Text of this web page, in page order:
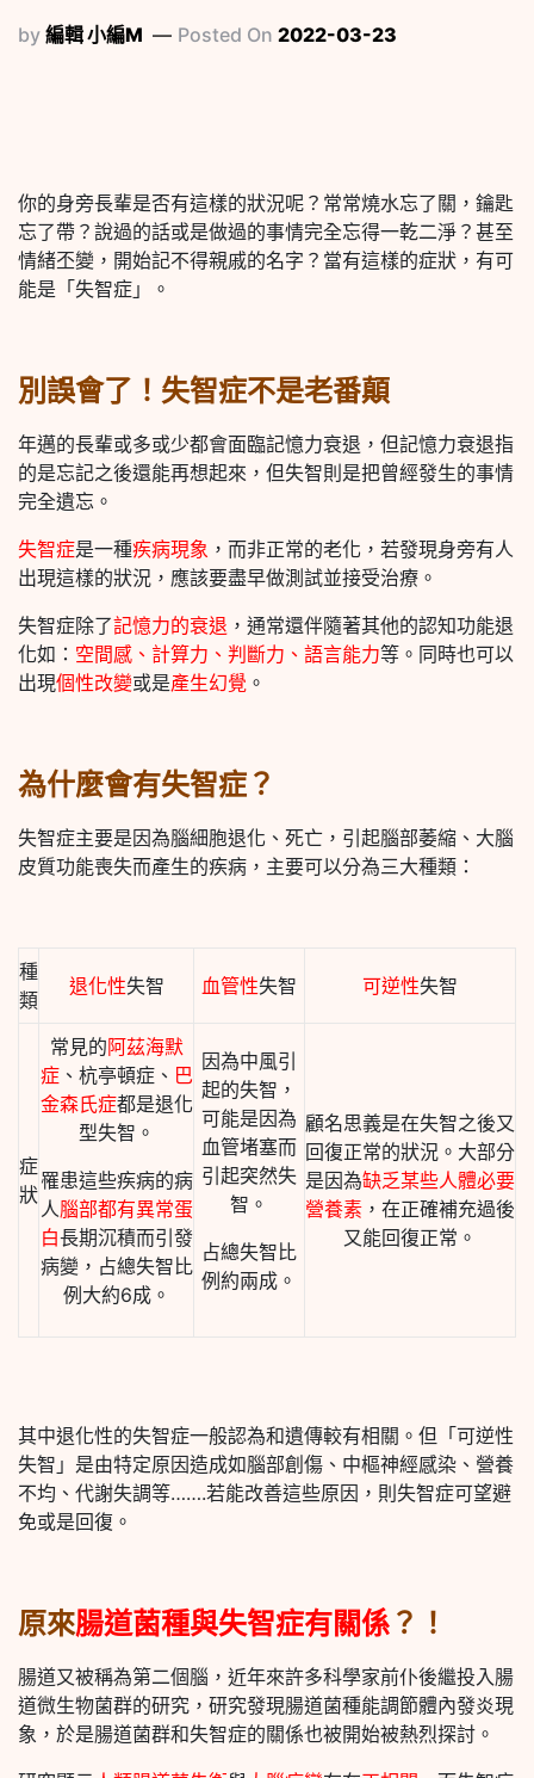
by 編輯 小編M Posted On 2022-03-23
你的身旁長輩是否有這樣的狀況呢？常常燒水忘了關，鑰匙
忘了帶？說過的話或是做過的事情完全忘得一乾二淨？甚至
情緒丕變，開始記不得親戚的名字？當有這樣的症狀，有可
能是「失智症」。
別誤會了！失智症不是老番顛
年邁的長輩或多或少都會面臨記憶力衰退，但記憶力衰退指
的是忘記之後還能再想起來，但失智則是把曾經發生的事情
完全遺忘。
失智症是一種疾病現象 ，而非正常的老化，若發現身旁有人
出現這樣的狀況，應該要盡早做測試並接受治療。
失智症除了記憶力的衰退 ，通常還伴隨著其他的認知功能退
化如： 空間感、計算力、判斷力、語言能力等。同時也可以
出現個性改變或是產生幻覺 。
為什麼會有失智症？
失智症主要是因為腦細胞退化、死亡，引起腦部萎縮、大腦
皮質功能喪失而產生的疾病，主要可以分為三大種類：
種
類
退化性失智 血管性失智 可逆性失智
症
狀
常見的阿茲海默
症、杭亭頓症、 巴
金森氏症都是退化
型失智。
罹患這些疾病的病
人腦部都有異常蛋
白長期沉積而引發
病變，占總失智比
例大約6成。
因為中風引
起的失智，
可能是因為
血管堵塞而
引起突然失
智。
占總失智比
例約兩成。
顧名思義是在失智之後又
回復正常的狀況。大部分
是因為缺乏某些人體必要
營養素 ，在正確補充過後
又能回復正常。
其中退化性的失智症一般認為和遺傳較有相關。但「可逆性
失智」是由特定原因造成如腦部創傷、中樞神經感染、營養
不均、代謝失調等…….若能改善這些原因，則失智症可望避
免或是回復。
原來腸道菌種與失智症有關係 ？！
腸道又被稱為第二個腦，近年來許多科學家前仆後繼投入腸
道微生物菌群的研究，研究發現腸道菌種能調節體內發炎現
象 ，於是腸道菌群和失智症的關係也被開始被熱烈探討。